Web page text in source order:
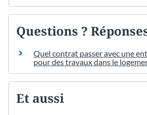
Questions ?
Quel contrat passer avec une
pour des travaux dans le
Et aussi